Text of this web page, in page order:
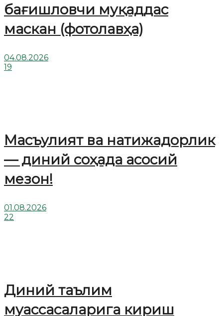
бағишловчи муқаддас
маскан (фотолавҳа)
04.08.2026
19
Масъулият ва натижадорлик
— диний соҳада асосий
мезон!
01.08.2026
22
Диний таълим
муассасаларига кириш